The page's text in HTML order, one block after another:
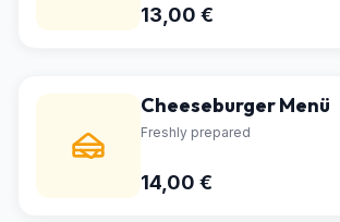
13,00 €
Cheeseburger Menü
Freshly prepared
14,00 €